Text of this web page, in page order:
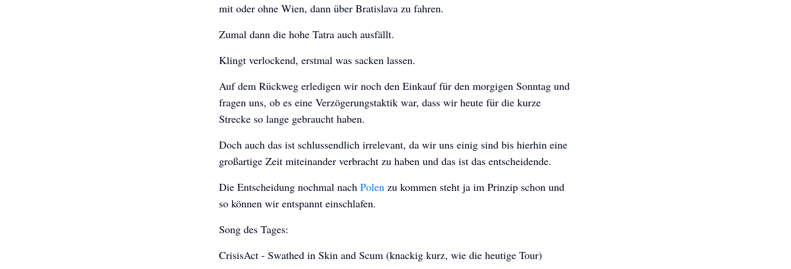
mit oder ohne Wien, dann über Bratislava zu fahren.
Zumal dann die hohe Tatra auch ausfällt.
Klingt verlockend, erstmal was sacken lassen.
Auf dem Rückweg erledigen wir noch den Einkauf für den morgigen Sonntag und
fragen uns, ob es eine Verzögerungstaktik war, dass wir heute für die kurze
Strecke so lange gebraucht haben.
Doch auch das ist schlussendlich irrelevant, da wir uns einig sind bis hierhin eine
großartige Zeit miteinander verbracht zu haben und das ist das entscheidende.
Die Entscheidung nochmal nach Polen zu kommen steht ja im Prinzip schon und
so können wir entspannt einschlafen.
Song des Tages:
CrisisAct - Swathed in Skin and Scum (knackig kurz, wie die heutige Tour)